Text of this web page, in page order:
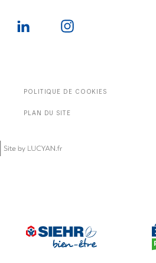
POLITIQUE DE COOKIES
PLAN DU SITE